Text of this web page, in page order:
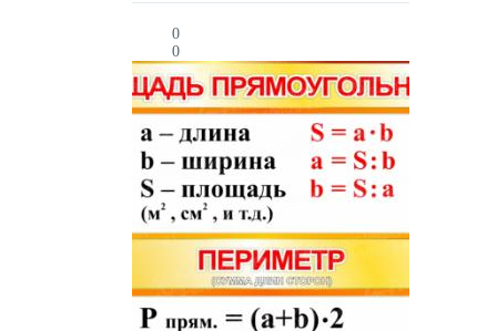
0
0